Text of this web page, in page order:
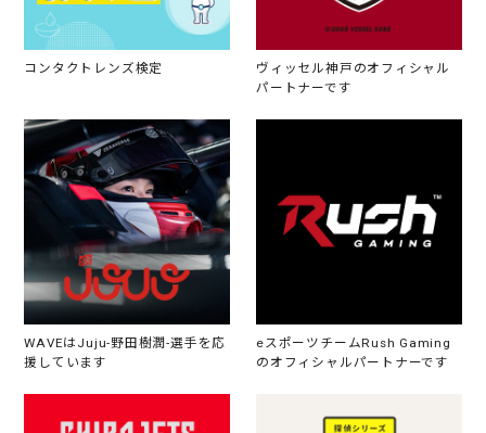
コンタクトレンズ検定
ヴィッセル神戸のオフィシャル
パートナーです
WAVEはJuju-野田樹潤-選手を応
援しています
eスポーツチームRush Gaming
のオフィシャルパートナーです